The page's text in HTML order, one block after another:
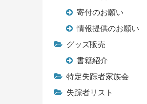
寄付のお願い
情報提供のお願い
グッズ販売
書籍紹介
特定失踪者家族会
失踪者リスト